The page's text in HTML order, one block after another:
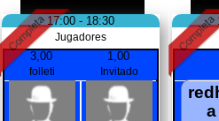
17:00 - 18:30
Jugadores
3,00
folleti
1,00
Invitado